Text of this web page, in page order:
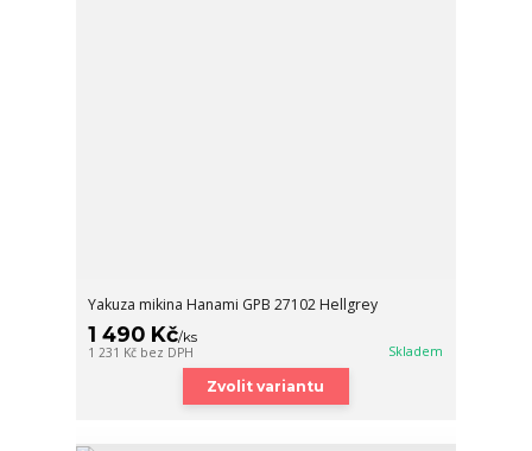
Yakuza mikina Hanami GPB 27102 Hellgrey
1 490 Kč/ks
1 231 Kč bez DPH Skladem
Zvolit variantu